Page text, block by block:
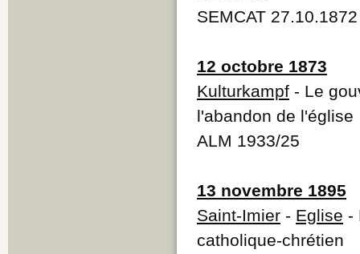
SEMCAT
12 octobre 1873
Kulturkampf - Le
l'abandon de l'église
ALM 1933/25
13 novembre 1895
Saint-Imier - Eglise -
catholique-chrétien